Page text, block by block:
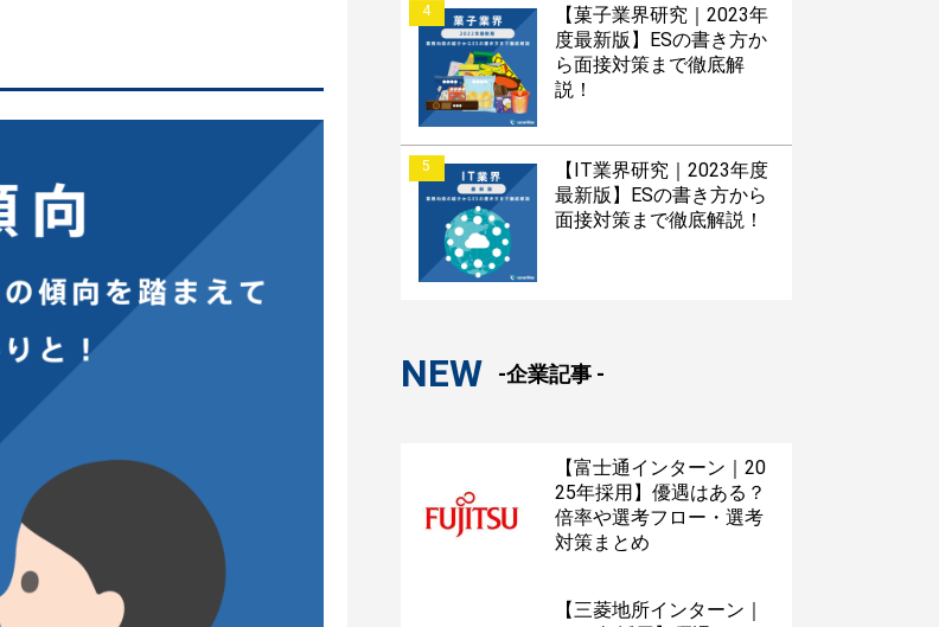
4
【菓子業界研究｜2023年
度最新版】ESの書き方か
ら面接対策まで徹底解
説！
5
【IT業界研究｜2023年度
最新版】ESの書き方から
面接対策まで徹底解説！
NEW -企業記事 -
【富士通インターン｜20
25年採用】優遇はある？
倍率や選考フロー・選考
対策まとめ
【三菱地所インターン｜